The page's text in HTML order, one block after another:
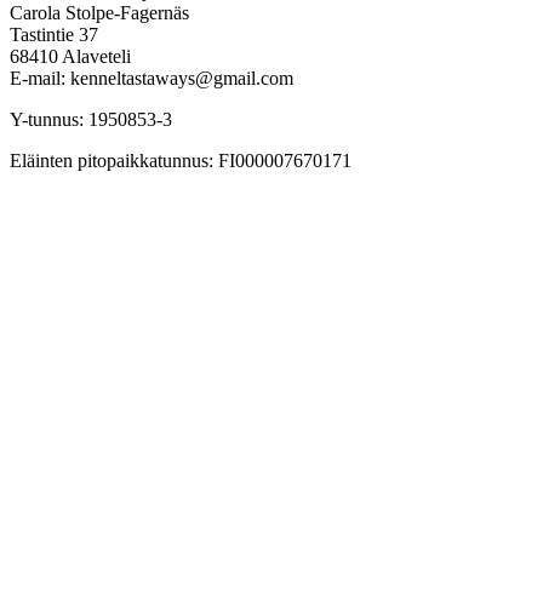
Carola Stolpe-Fagernäs
Tastintie 37
68410 Alaveteli
E-mail: kenneltastaways@gmail.com
Y-tunnus: 1950853-3
Eläinten pitopaikkatunnus: FI000007670171